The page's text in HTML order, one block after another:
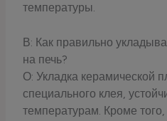
температуры.
В: Как правильно
на печь?
О: Укладка керамической
специального клея,
температурам. Кроме